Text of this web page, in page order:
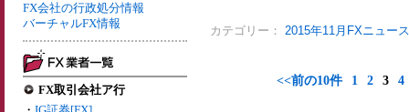
FX会社の行政処分情報
バーチャルFX情報
FX取引会社ア行
カテゴリー： 2015年11月FXニュース
<<前の10件 1 2 3 4